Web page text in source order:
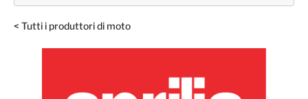
< Tutti i produttori di moto